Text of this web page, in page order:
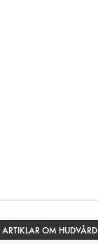
ARTIKLAR OM HUDVÅRD